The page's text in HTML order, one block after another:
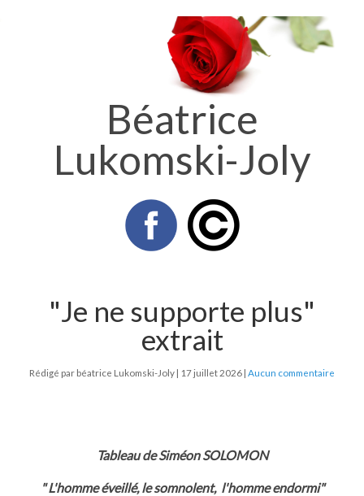
Béatrice
Lukomski-Joly
"Je ne supporte plus"
extrait
Rédigé par béatrice Lukomski-Joly 17 juillet 2026 Aucun commentaire
Tableau de Siméon SOLOMON
" L'homme éveillé, le somnolent, l'homme endormi"